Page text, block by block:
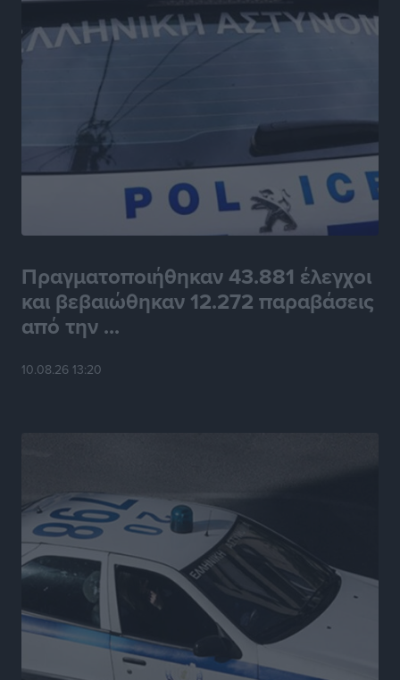
Πραγματοποιήθηκαν 43.881 έλεγχοι
και βεβαιώθηκαν 12.272 παραβάσεις
από την ...
10.08.26 13:20